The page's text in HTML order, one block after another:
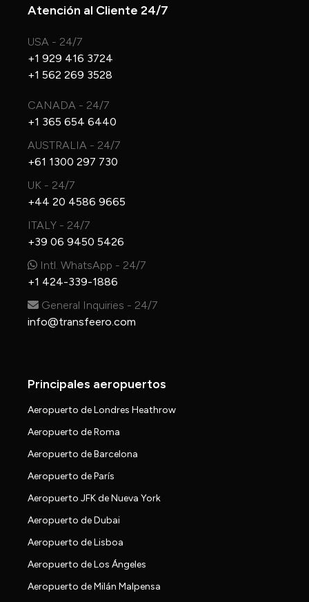
Atención al Cliente 24/7
USA - 24/7
+1 929 416 3724
+1 562 269 3528
CANADA - 24/7
+1 365 654 6440
AUSTRALIA - 24/7
+61 1300 297 730
UK - 24/7
+44 20 4586 9665
ITALY - 24/7
+39 06 9450 5426
Intl. WhatsApp - 24/7
+1 424-339-1886
General Inquiries - 24/7
info@transfeero.com
Principales aeropuertos
Aeropuerto de Londres Heathrow
Aeropuerto de Roma
Aeropuerto de Barcelona
Aeropuerto de París
Aeropuerto JFK de Nueva York
Aeropuerto de Dubai
Aeropuerto de Lisboa
Aeropuerto de Los Ángeles
Aeropuerto de Milán Malpensa